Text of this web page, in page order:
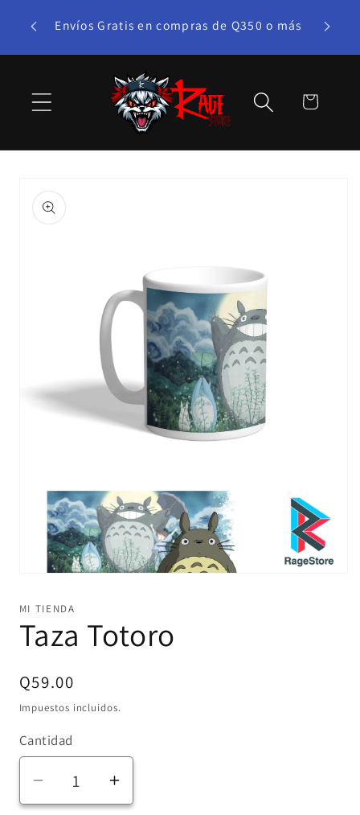
directamente
bono! Envíos Gratis en compras de Q350 o más
Carrito
a la
información
del producto
1
en
una
ventana
MI TIENDA
Taza Totoro
Precio
habitual
Q59.00
Impuestos incluidos.
Cantidad
Reducir
Aumentar